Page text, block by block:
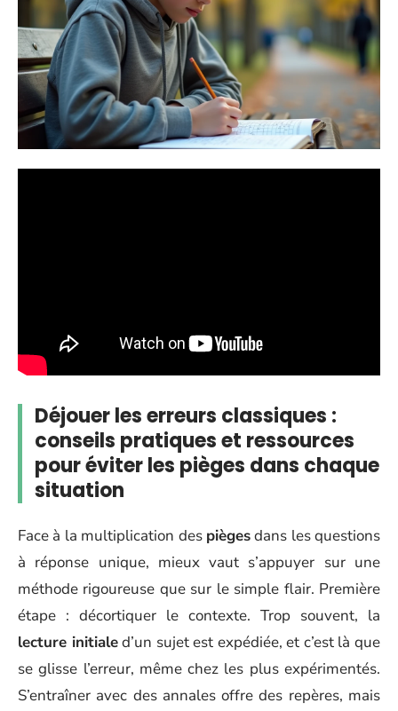
Déjouer les erreurs classiques :
conseils pratiques et ressources
pour éviter les pièges dans chaque
situation
Face à la multiplication des piègesdans les questions
à réponse unique, mieux vaut s’appuyer sur une
méthode rigoureuse que sur le simple flair. Première
étape : décortiquer le contexte. Trop souvent, la
lecture initialed’un sujet est expédiée, et c’est là que
se glisse l’erreur, même chez les plus expérimentés.
S’entraîner avec des annales offre des repères, mais